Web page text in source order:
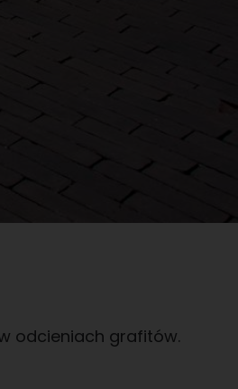
odcieniach grafitów.